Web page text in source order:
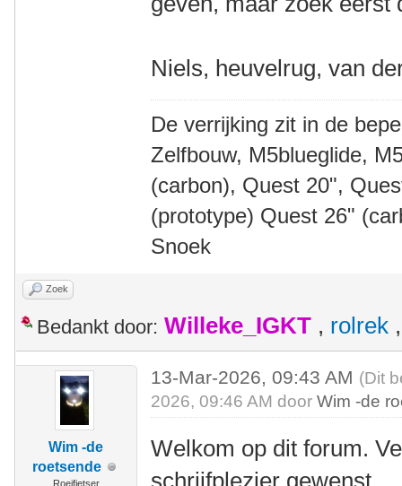
Niels, heuvelrug, van
De verrijking zit in de
Zelfbouw, M5blueglide,
(carbon), Quest 20",
(prototype) Quest 26"
Snoek
Zoek
Bedankt door: Willeke_IGKT , rolrek
Wim -de
roetsende
Roeifietser
13-Mar-2026, 09:43 AM (Dit
2026, 09:46 AM doorWim -de
Welkom op dit forum.
schrijfplezier gewenst.